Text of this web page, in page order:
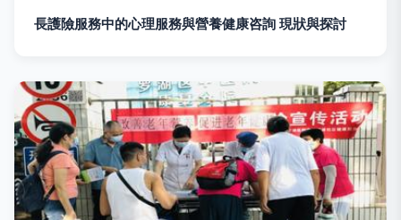
長護險服務中的心理服務與營養健康咨詢 現狀與探討